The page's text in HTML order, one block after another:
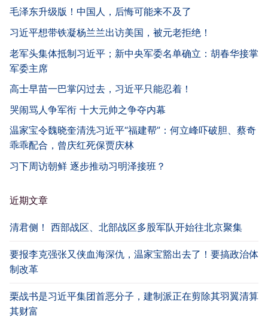
毛泽东升级版！中国人，后悔可能来不及了
习近平想带铁凝杨兰兰出访美国，被元老拒绝！
老军头集体抵制习近平；新中央军委名单确立：胡春华接掌
军委主席
高士早苗一巴掌闪过去，习近平只能忍着！
哭闹骂人争军衔 十大元帅之争夺内幕
温家宝令魏晓奎清洗习近平“福建帮”：何立峰吓破胆、蔡奇
乖乖配合，曾庆红死保贾庆林
习下周访朝鲜 逐步推动习明泽接班？
近期文章
清君侧！ 西部战区、北部战区多股军队开始往北京聚集
要报李克强张又侠血海深仇，温家宝豁出去了！要搞政治体
制改革
栗战书是习近平集团首恶分子，建制派正在剪除其羽翼清算
其财富